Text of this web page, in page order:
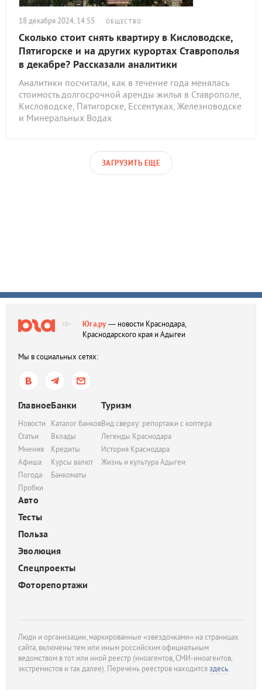
18 декабря 2024, 14:55 ОБЩЕСТВО
Сколько стоит снять квартиру в Кисловодске,
Пятигорске и на других курортах Ставрополья
в декабре? Рассказали аналитики
Аналитики посчитали, как в течение года менялась
стоимость долгосрочной аренды жилья в Ставрополе,
Кисловодске, Пятигорске, Ессентуках, Железноводске
и Минеральных Водах
ЗАГРУЗИТЬ ЕЩЕ
18+ Юга.ру— новости Краснодара,
Краснодарского края и Адыгеи
Мы в социальных сетях:
Главное
Новости
Статьи
Мнения
Афиша
Погода
Пробки
Банки
Каталог банков
Вклады
Кредиты
Курсы валют
Банкоматы
Туризм
Вид сверху: репортажи с коптера
Легенды Краснодара
История Краснодара
Жизнь и культура Адыгеи
Авто
Тесты
Польза
Эволюция
Спецпроекты
Фоторепортажи
Люди и организации, маркированные «звездочками» на страницах
сайта, включены тем или иным российским официальным
ведомством в тот или иной реестр (иноагентов, СМИ-иноагентов,
экстремистов и так далее). Перечень реестров находитсяздесь.